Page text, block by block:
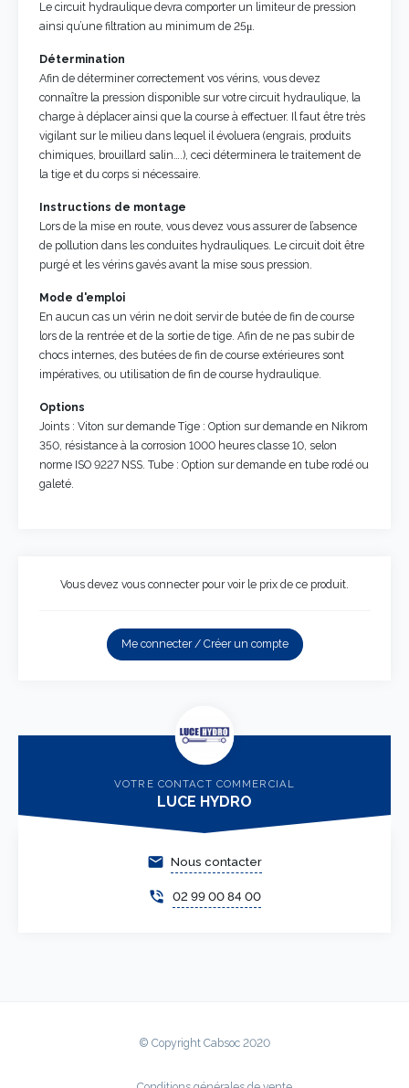
Le circuit hydraulique devra comporter un limiteur de pression
ainsi qu’une filtration au minimum de 25μ.
Détermination
Afin de déterminer correctement vos vérins, vous devez
connaître la pression disponible sur votre circuit hydraulique, la
charge à déplacer ainsi que la course à effectuer. Il faut être très
vigilant sur le milieu dans lequel il évoluera (engrais, produits
chimiques, brouillard salin….), ceci déterminera le traitement de
la tige et du corps si nécessaire.
Instructions de montage
Lors de la mise en route, vous devez vous assurer de l’absence
de pollution dans les conduites hydrauliques. Le circuit doit être
purgé et les vérins gavés avant la mise sous pression.
Mode d'emploi
En aucun cas un vérin ne doit servir de butée de fin de course
lors de la rentrée et de la sortie de tige. Afin de ne pas subir de
chocs internes, des butées de fin de course extérieures sont
impératives, ou utilisation de fin de course hydraulique.
Options
Joints : Viton sur demande Tige : Option sur demande en Nikrom
350, résistance à la corrosion 1000 heures classe 10, selon
norme ISO 9227 NSS. Tube : Option sur demande en tube rodé ou
galeté.
Vous devez vous connecter pour voir le prix de ce produit.
Me connecter / Créer un compte
VOTRE CONTACT COMMERCIAL
LUCE HYDRO
email Nous contacter
phone_in_talk 02 99 00 84 00
© Copyright Cabsoc 2020